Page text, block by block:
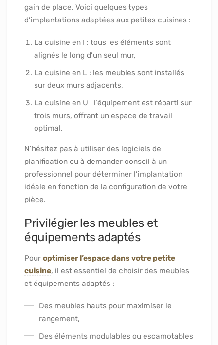
gain de place. Voici quelques types
d’implantations adaptées aux petites cuisines :
La cuisine en I : tous les éléments sont
alignés le long d’un seul mur,
La cuisine en L : les meubles sont installés
sur deux murs adjacents,
La cuisine en U : l’équipement est réparti sur
trois murs, offrant un espace de travail
optimal.
N’hésitez pas à utiliser des logiciels de
planification ou à demander conseil à un
professionnel pour déterminer l’implantation
idéale en fonction de la configuration de votre
pièce.
Privilégier les meubles et
équipements adaptés
Pour optimiser l’espace dans votre petite
cuisine, il est essentiel de choisir des meubles
et équipements adaptés :
Des meubles hauts pour maximiser le
rangement,
Des éléments modulables ou escamotables